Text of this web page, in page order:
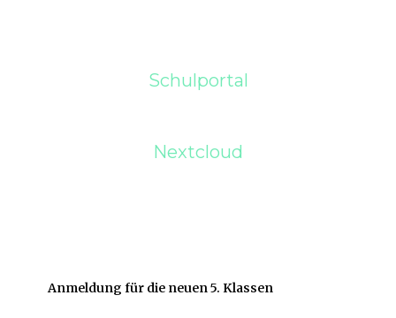
Schulportal
Nextcloud
Anmeldung für die neuen 5. Klassen